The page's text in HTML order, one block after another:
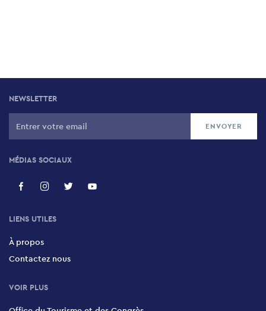
NEWSLETTER
MÉDIAS SOCIAUX
LIENS UTILES
À propos
Contactez nous
VOIR PLUS